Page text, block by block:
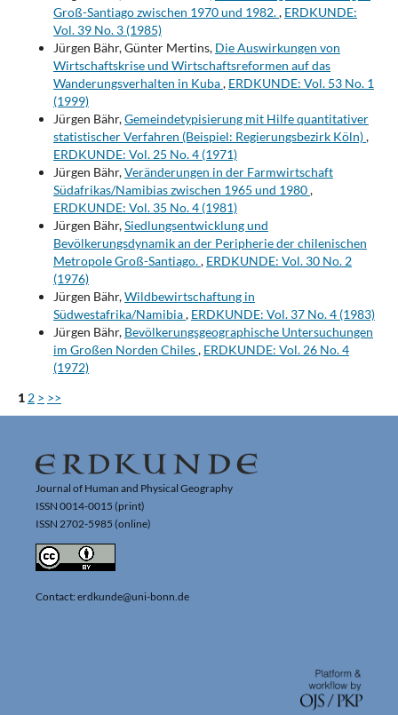
Groß-Santiago zwischen 1970 und 1982., ERDKUNDE:
Vol. 39 No. 3 (1985)
Jürgen Bähr, Günter Mertins, Die Auswirkungen von
Wirtschaftskrise und Wirtschaftsreformen auf das
Wanderungsverhalten in Kuba, ERDKUNDE: Vol. 53 No. 1
(1999)
Jürgen Bähr,Gemeindetypisierung mit Hilfe quantitativer
statistischer Verfahren (Beispiel: Regierungsbezirk Köln),
ERDKUNDE: Vol. 25 No. 4 (1971)
Jürgen Bähr,Veränderungen in der Farmwirtschaft
Südafrikas/Namibias zwischen 1965 und 1980,
ERDKUNDE: Vol. 35 No. 4 (1981)
Jürgen Bähr,Siedlungsentwicklung und
Bevölkerungsdynamik an der Peripherie der chilenischen
Metropole Groß-Santiago., ERDKUNDE: Vol. 30 No. 2
(1976)
Jürgen Bähr,Wildbewirtschaftung in
Südwestafrika/Namibia, ERDKUNDE: Vol. 37 No. 4 (1983)
Jürgen Bähr, Bevölkerungsgeographische Untersuchungen
im Großen Norden Chiles, ERDKUNDE: Vol. 26 No. 4
(1972)
1 2 > >>
Journal of Human and Physical Geography
ISSN 0014-0015 (print)
ISSN 2702-5985 (online)
Contact: erdkunde@uni-bonn.de